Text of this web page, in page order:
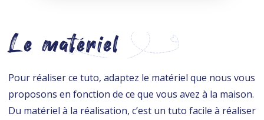
Le matériel
Pour réaliser ce tuto, adaptez le matériel que nous vous
proposons en fonction de ce que vous avez à la maison.
Du matériel à la réalisation, c’est un tuto facile à réaliser